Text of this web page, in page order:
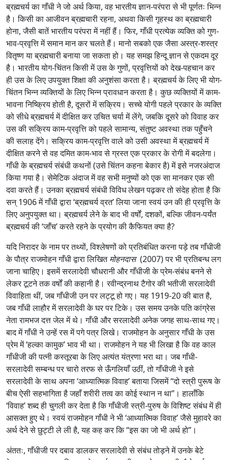
ब्रह्मचर्य का गाँधी ने जो अर्थ किया, वह भारतीय ज्ञान-परंपरा से भी पूर्णतः भिन्न
है। किसी का आजीवन ब्रह्मचारी रहना, अथवा किसी गृहस्थ का ब्रह्मचारी
होना, जैसी बातें भारतीय परंपरा में नहीं हैं। फिर, गाँधी प्रत्येक व्यक्ति को गुण-
भाव-प्रवृत्ति में समान मान कर चलते हैं। मानो सबको एक जैसा अस्त्र-शस्त्र
वितृष्ण या ब्रह्मचारी बनाया जा सकता हो। यह समझ हिन्दू ज्ञान से एकदम दूर
है। भारतीय योग-चिंतन किसी में उस के गुणों, प्रवृत्तियों को देख-पहचान कर
ही उस के लिए उपयुक्त शिक्षा की अनुशंसा करता है। ब्रह्मचर्य के लिए भी योग-
चिंतन भिन्न व्यक्तियों के लिए भिन्न प्रावधान करता है। कुछ व्यक्तियों में काम-
भावना निष्क्रिय होती है, दूसरों में सक्रिय। सच्चे योगी पहले प्रकार के व्यक्ति
को सीधे ब्रह्मचर्य में दीक्षित कर उचित चर्या में लेंगे, जबकि दूसरे को विवाह कर
उस की सक्रिय काम-प्रवृत्ति को पहले सामान्य, संतुष्ट अवस्था तक पहुँचने
की सलाह देंगे। सक्रिय काम-प्रवृत्ति वाले को उसी अवस्था में ब्रह्मचर्य में
दीक्षित करने से वह दमित काम-भाव से ग्रस्त एक प्रकार के रोगी में बदलेगा।
गाँधी के ब्रह्मचर्य संबंधी कथनों (उसे चिंतन कहना बेकार है) में इसे नजरअंदाज
किया गया है। सेमेटिक अंदाज में वह सभी मनुष्यों को एक सा मानकर एक सी
दवा करते हैं। उनका ब्रह्मचर्य संबंधी विविध लेखन पढ़कर तो संदेह होता है कि
सन् 1906 में गाँधी द्वारा ‘ब्रह्मचर्य व्रत’ लिया जाना स्वयं उन की ही प्रवृत्ति के
लिए अनुपयुक्त था। ब्रह्मचर्य लेने के बाद भी वर्षों, दशकों, बल्कि जीवन-पर्यंत
ब्रह्मचर्य की ‘जाँच’ करते रहने के प्रयोग की कैफियत क्या है?
यदि निरादर के नाम पर तथ्यों, विश्लेषणों को प्रतिबंधित करना पड़े तब गाँधीजी
के पौत्र राजमोहन गाँधी द्वारा लिखितमोहनदास (2007)पर भी प्रतिबन्ध लग
जाना चाहिए। इसमें सरलादेवी चौधरानी और गाँधीजी के प्रेम-संबंध बनने से
लेकर टूटने तक वर्षों की कहानी है। रवीन्द्रनाथ टैगोर की भतीजी सरलादेवी
विवाहिता थीं, जब गाँधीजी उन पर लट्टू हो गए। यह 1919-20 की बात है,
जब गाँधी लाहौर में सरलादेवी के घर पर टिके। उस समय उनके पति कांग्रेस
नेता रामभज दत्त जेल में थे। गाँधी और सरलादेवी अनेक जगह साथ-साथ गए।
बाद में गाँधी ने उन्हें रस में पगे पत्र लिखे। राजमोहन के अनुसार गाँधी के उस
प्रेम में ‘हल्का कामुक’ भाव भी था। राजमोहन ने यह भी लिखा है कि वह काल
गाँधीजी की पत्नी कस्तूरबा के लिए अत्यंत यंत्रणा भरा था। जब गाँधी-
सरलादेवी सम्बन्ध पर चारो तरफ से ऊँगलियाँ उठीं, तो गाँधीजी ने इसे
सरलादेवी के साथ अपना ‘आध्यात्मिक विवाह’ बताया जिसमें “दो स्त्री पुरूष के
बीच ऐसी सहभागिता है जहाँ शरीरी तत्व का कोई स्थान न था”। हालाँकि
‘विवाह’ शब्द ही चुगली कर देता है कि गाँधीजी स्त्री-पुरुष के विशिष्ट संबंध में ही
आसक्त हुए थे। स्वयं राजमोहन गाँधी ने भी ‘आध्यात्मिक विवाह’ जैसे मुहावरे का
अर्थ देने से छुट्टी ले ली है, यह कह कर कि “इस का जो भी अर्थ हो”।
अंततः, गाँधीजी पर दबाव डालकर सरलादेवी से संबंध तोड़ने में उनके बेटे